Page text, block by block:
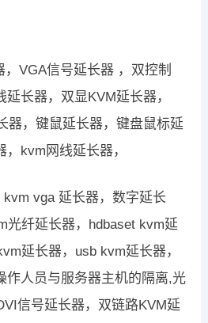
VGA信号延长器 ，双控制
长器，双显KVM延长器，
器，键鼠延长器，键盘鼠标延
kvm网线延长器，
vga 延长器，数字延长
光纤延长器，hdbaset kvm延
延长器，usb kvm延长器，
作人员与服务器主机的隔离,光
信号延长器，双链路KVM延